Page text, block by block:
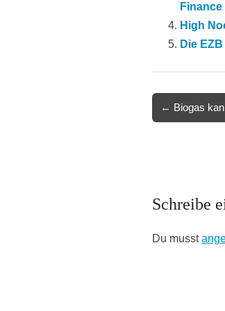
High
Die
navigation
← Biogas
Schreibe
Du musst